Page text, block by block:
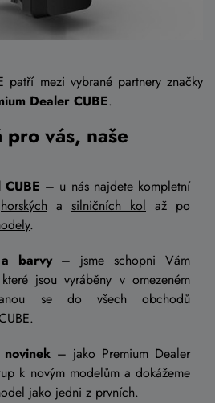
patří mezi vybrané partnery značky
Dealer CUBE.
pro vás, naše
– u nás najdete kompletní
horských a silničních kol až po
.
barvy– jsme schopni Vám
jsou vyráběny v omezeném
se do všech obchodů
– jako Premium Dealer
k novým modelům a dokážeme
jako jedni z prvních.